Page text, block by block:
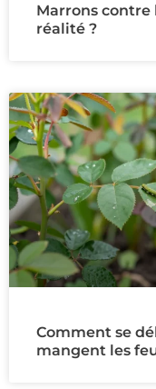
Marrons contre
réalité ?
Comment se
mangent les